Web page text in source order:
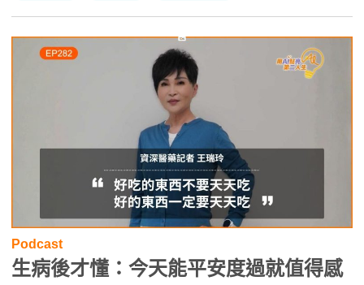
Podcast
生病後才懂：今天能平安度過就值得感